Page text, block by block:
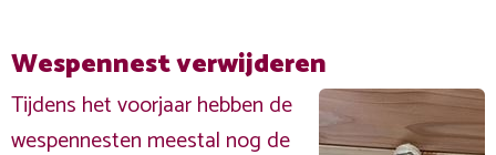
Wespennest verwijderen
Tijdens het voorjaar hebben de
wespennesten meestal nog de